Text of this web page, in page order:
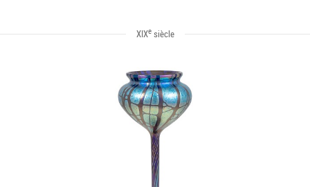
XIXesiècle